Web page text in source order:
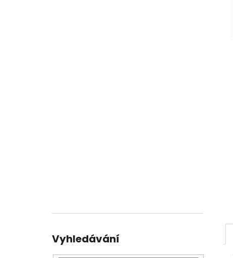
Vyhledávání